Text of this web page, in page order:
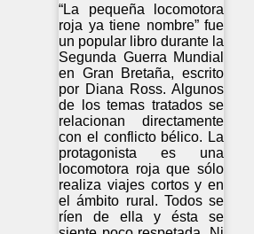
“La pequeña locomotora
roja ya tiene nombre” fue
un popular libro durante la
Segunda Guerra Mundial
en Gran Bretaña, escrito
por Diana Ross. Algunos
de los temas tratados se
relacionan directamente
con el conflicto bélico. La
protagonista es una
locomotora roja que sólo
realiza viajes cortos y en
el ámbito rural. Todos se
ríen de ella y ésta se